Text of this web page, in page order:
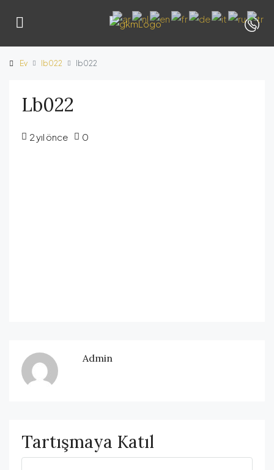
Ev lb022 lb022
Lb022
2 yıl önce 0
Admin
Tartışmaya Katıl